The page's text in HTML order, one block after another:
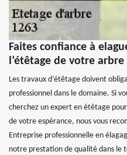
Faites confiance à
l’étêtage de votre arbre
Les travaux d’étêtage doivent
professionnel dans le domaine. Si
cherchez un expert en étêtage
de votre espérance, nous vous
Entreprise professionnelle en
notre prestation de qualité dans le